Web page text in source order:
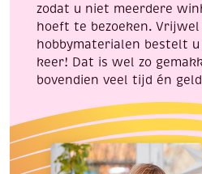
zodat u niet meerdere
hoeft te bezoeken. Vrijwel
hobbymaterialen bestelt
keer! Dat is wel zo
bovendien veel tijd én